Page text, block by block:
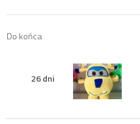
Do końca
26 dni